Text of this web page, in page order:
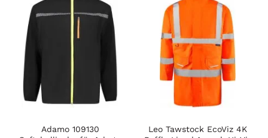
Adamo 109130
Leo Tawstock EcoViz 4K